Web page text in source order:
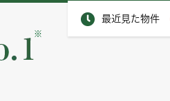
最近見た物件
※